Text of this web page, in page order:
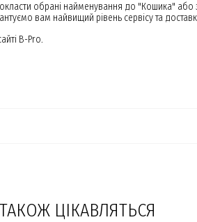
обрані найменування до "Кошика"
вам найвищий рівень сервісу та
B-Pro.
ЦІКАВЛЯТЬСЯ